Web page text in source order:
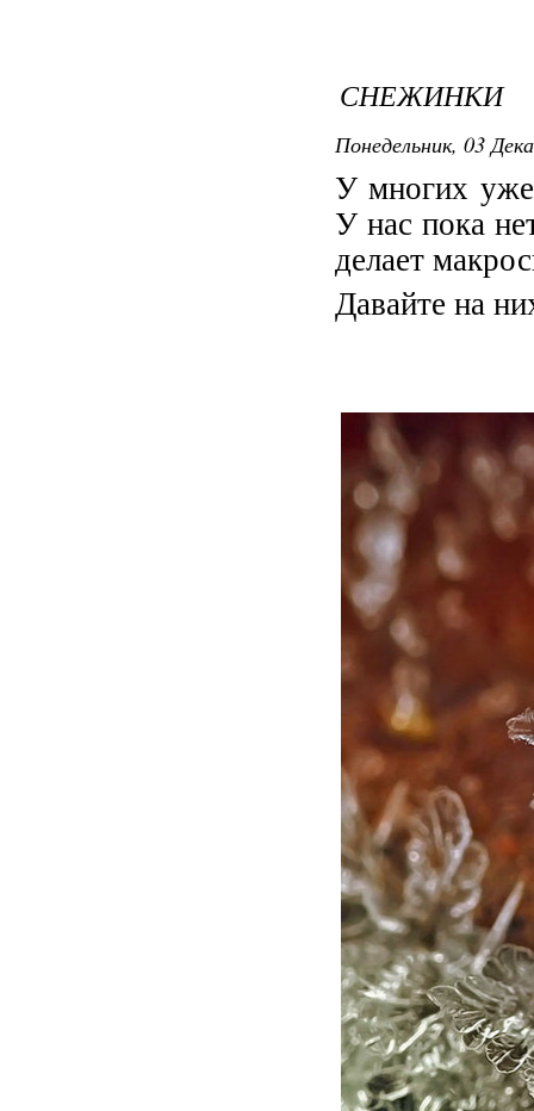
СНЕЖИНКИ
Понедельник, 03
У многих уже
У нас пока
делает
Давайте на